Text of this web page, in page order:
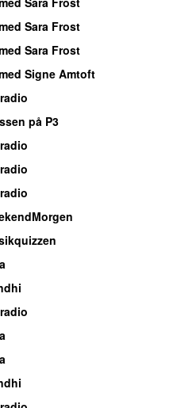
Sara Frost
Sara Frost
Signe Amtoft
på P3